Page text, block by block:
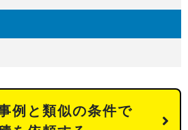
例と類似の条件で